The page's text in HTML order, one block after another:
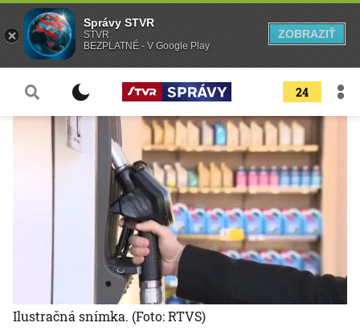
24
Ilustračná snímka. (Foto: RTVS)
Správy STVR
STVR
BEZPLATNÉ - V Google Play
ZOBRAZIŤ